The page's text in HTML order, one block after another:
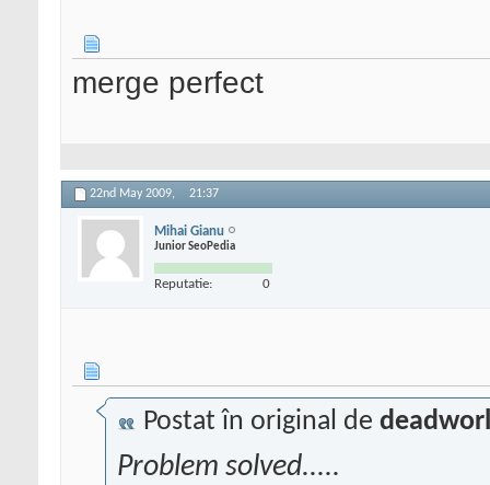
merge perfect
22nd May 2009, 21:37
Mihai Gianu
Junior SeoPedia
Reputatie: 0
Postat în original de
Problem solved.....